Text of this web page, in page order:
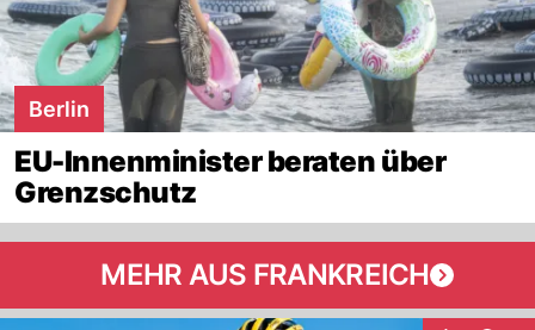
Berlin
EU-Innenminister beraten über
Grenzschutz
MEHR AUS FRANKREICH